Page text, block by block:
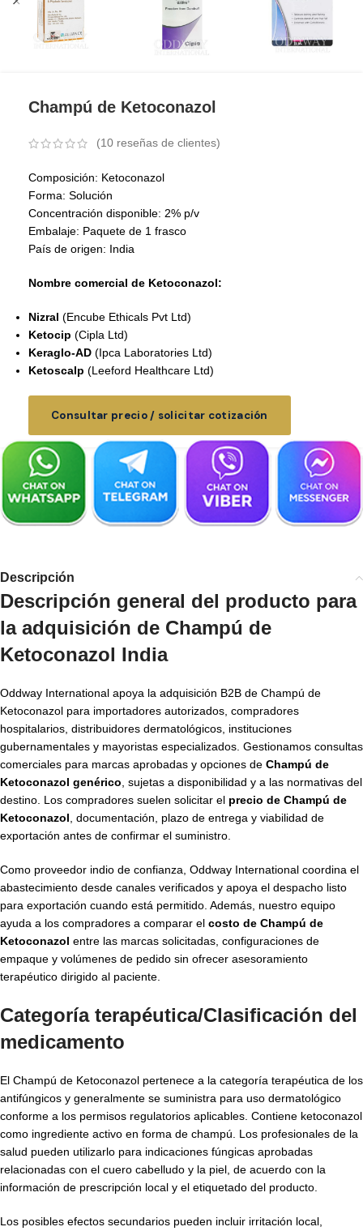
Champú de Ketoconazol
(10 reseñas de clientes)
Composición: Ketoconazol
Forma: Solución
Concentración disponible: 2% p/v
Embalaje: Paquete de 1 frasco
País de origen: India
Nombre comercial de Ketoconazol:
Nizral (Encube Ethicals Pvt Ltd)
Ketocip (Cipla Ltd)
Keraglo-AD (Ipca Laboratories Ltd)
Ketoscalp (Leeford Healthcare Ltd)
Consultar precio / solicitar cotización
Descripción
Descripción general del producto para
la adquisición de Champú de
Ketoconazol India
Oddway International apoya la adquisición B2B de Champú de
Ketoconazol para importadores autorizados, compradores
hospitalarios, distribuidores dermatológicos, instituciones
gubernamentales y mayoristas especializados. Gestionamos consultas
comerciales para marcas aprobadas y opciones de Champú de
Ketoconazol genérico , sujetas a disponibilidad y a las normativas del
destino. Los compradores suelen solicitar el precio de Champú de
Ketoconazol , documentación, plazo de entrega y viabilidad de
exportación antes de confirmar el suministro.
Como proveedor indio de confianza, Oddway International coordina el
abastecimiento desde canales verificados y apoya el despacho listo
para exportación cuando está permitido. Además, nuestro equipo
ayuda a los compradores a comparar el costo de Champú de
Ketoconazol entre las marcas solicitadas, configuraciones de
empaque y volúmenes de pedido sin ofrecer asesoramiento
terapéutico dirigido al paciente.
Categoría terapéutica/Clasificación del
medicamento
El Champú de Ketoconazol pertenece a la categoría terapéutica de los
antifúngicos y generalmente se suministra para uso dermatológico
conforme a los permisos regulatorios aplicables. Contiene ketoconazol
como ingrediente activo en forma de champú. Los profesionales de la
salud pueden utilizarlo para indicaciones fúngicas aprobadas
relacionadas con el cuero cabelludo y la piel, de acuerdo con la
información de prescripción local y el etiquetado del producto.
Los posibles efectos secundarios pueden incluir irritación local,